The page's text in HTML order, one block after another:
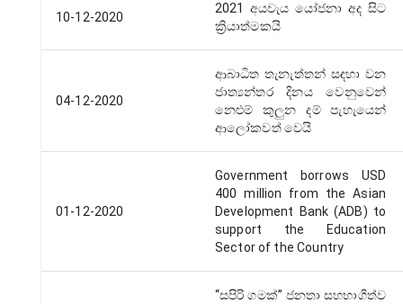
10-12-2020
2021 අයවැය යෝජනා අද සිට
ක්‍රියාත්මකයි
04-12-2020
ආබාධිත තැනැත්තන් සඳහා වන
ජාත්‍යන්තර දිනය වෙනුවෙන්
නෙළුම් කුලුන දම් පැහැයෙන්
ආලෝකවත් වෙයි
01-12-2020
Government borrows USD
400 million from the Asian
Development Bank (ADB) to
support the Education
Sector of the Country
“සපිරි ගමක්” ජනතා සහභාගීත්ව